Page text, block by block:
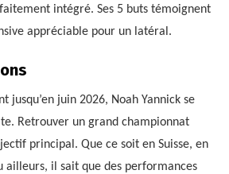
intégré. Ses 5 buts témoignent
appréciable pour un latéral.
jusqu’en juin 2026, Noah Yannick se
Retrouver un grand championnat
principal. Que ce soit en Suisse, en
ailleurs, il sait que des performances